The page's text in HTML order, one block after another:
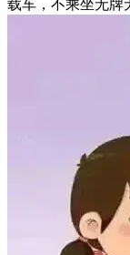
载车，不乘坐无牌